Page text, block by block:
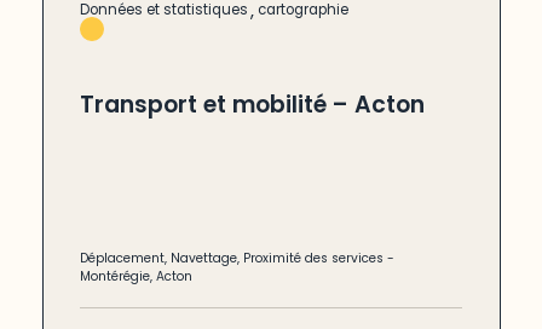
Données et statistiques, cartographie
Transport et mobilité – Acton
Déplacement, Navettage, Proximité des services -
Montérégie,Acton